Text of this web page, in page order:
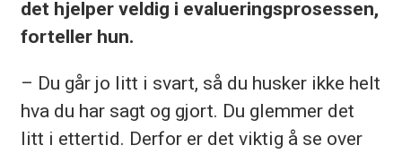
det hjelper veldig i evalueringsprosessen,
forteller hun.
– Du går jo litt i svart, så du husker ikke helt
hva du har sagt og gjort. Du glemmer det
litt i ettertid. Derfor er det viktig å se over